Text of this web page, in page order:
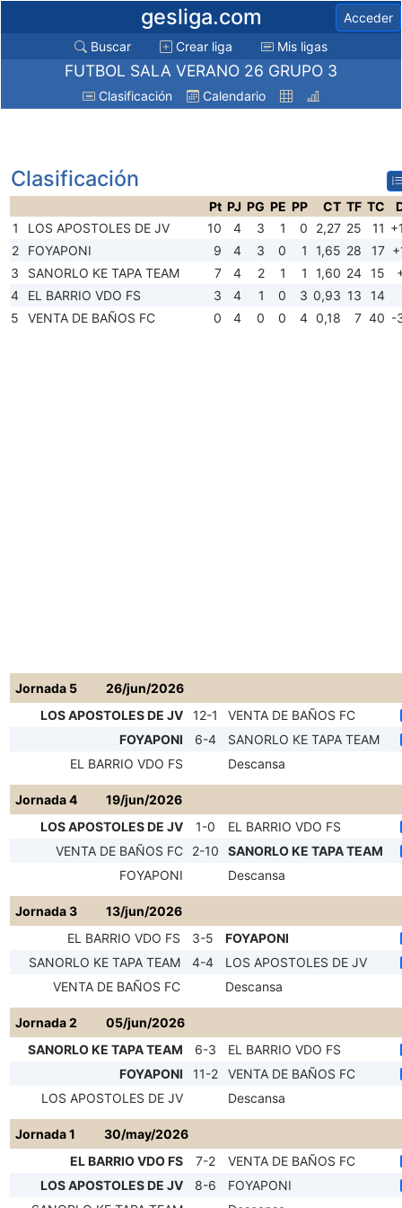
gesliga.com
Acceder
Buscar
Crear liga Mis ligas
FUTBOL SALA VERANO 26 GRUPO 3
Clasificación Calendario
Clasificación
Pt PJ PG PE PP CT TF TC
1
LOS APOSTOLES DE JV 10 4 3 1 0 2,27 25 11
2
FOYAPONI 9 4 3 0 1 1,65 28 17
3
SANORLO KE TAPA TEAM 7 4 2 1 1 1,60 24 15
4
EL BARRIO VDO FS 3 4 1 0 3 0,93 13 14
5
VENTA DE BAÑOS FC 0 4 0 0 4 0,18 7 40 -
Jornada 5
26/jun/2026
LOS APOSTOLES DE JV
12-1
VENTA DE BAÑOS FC
FOYAPONI
6-4
SANORLO KE TAPA TEAM
EL BARRIO VDO FS
Descansa
Jornada 4
19/jun/2026
LOS APOSTOLES DE JV
1-0
EL BARRIO VDO FS
VENTA DE BAÑOS FC
2-10
SANORLO KE TAPA TEAM
FOYAPONI
Descansa
Jornada 3
13/jun/2026
EL BARRIO VDO FS
3-5
FOYAPONI
SANORLO KE TAPA TEAM
4-4
LOS APOSTOLES DE JV
VENTA DE BAÑOS FC
Descansa
Jornada 2
05/jun/2026
SANORLO KE TAPA TEAM
6-3
EL BARRIO VDO FS
FOYAPONI
11-2
VENTA DE BAÑOS FC
LOS APOSTOLES DE JV
Descansa
Jornada 1
30/may/2026
EL BARRIO VDO FS
7-2
VENTA DE BAÑOS FC
LOS APOSTOLES DE JV
8-6
FOYAPONI